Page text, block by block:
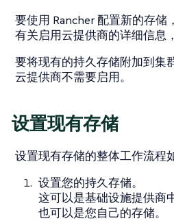
要使用 Rancher 配置新的存储
有关启用云提供商的详细信息
要将现有的持久存储附加到集
云提供商不需要启用。
设置现有存储
设置现有存储的整体工作流程
设置您的持久存储。
这可以是基础设施提供商
也可以是您自己的存储。